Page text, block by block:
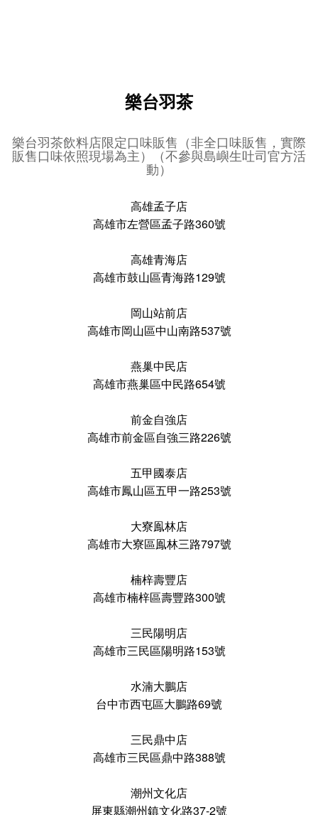
樂台羽茶
樂台羽茶飲料店限定口味販售（非全口味販售，實際
販售口味依照現場為主）（不參與島嶼生吐司官方活
動）
高雄孟子店
高雄市左營區孟子路360號
高雄青海店
高雄市鼓山區青海路129號
岡山站前店
高雄市岡山區中山南路537號
燕巢中民店
高雄市燕巢區中民路654號
前金自強店
高雄市前金區自強三路226號
五甲國泰店
高雄市鳳山區五甲一路253號
大寮鳯林店
高雄市大寮區鳯林三路797號
楠梓壽豐店
高雄市楠梓區壽豐路300號
三民陽明店
高雄市三民區陽明路153號
水湳大鵬店
台中市西屯區大鵬路69號
三民鼎中店
高雄市三民區鼎中路388號
潮州文化店
屏東縣潮州鎮文化路37-2號